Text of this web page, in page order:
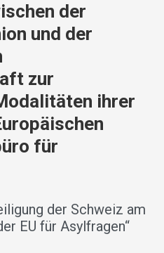
der
und der
zur
ihrer
für
der Schweiz am
EU für Asylfragen“